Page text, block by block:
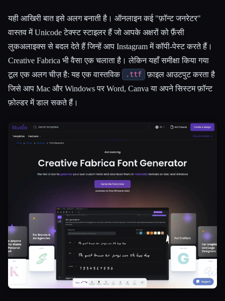
यही आखिरी बात इसे अलग बनाती है। ऑनलाइन कई "फ़ॉन्ट जनरेटर"
वास्तव में Unicode टेक्स्ट स्टाइलर हैं जो आपके अक्षरों को फ़ैंसी
लुकअलाइक्स से बदल देते हैं जिन्हें आप Instagram में कॉपी-पेस्ट करते हैं।
Creative Fabrica भी वैसा एक चलाता है। लेकिन यहाँ समीक्षा किया गया
टूल एक अलग चीज़ है: यह एक वास्तविक
.ttf
फ़ाइल आउटपुट करता है
जिसे आप Mac और Windows पर Word, Canva या अपने सिस्टम फ़ॉन्ट
फ़ोल्डर में डाल सकते हैं।